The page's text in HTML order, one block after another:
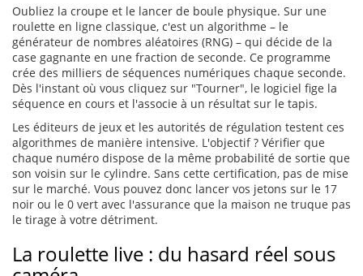
Oubliez la croupe et le lancer de boule physique. Sur une
roulette en ligne classique, c'est un algorithme – le
générateur de nombres aléatoires (RNG) – qui décide de la
case gagnante en une fraction de seconde. Ce programme
crée des milliers de séquences numériques chaque seconde.
Dès l'instant où vous cliquez sur "Tourner", le logiciel fige la
séquence en cours et l'associe à un résultat sur le tapis.
Les éditeurs de jeux et les autorités de régulation testent ces
algorithmes de manière intensive. L'objectif ? Vérifier que
chaque numéro dispose de la même probabilité de sortie que
son voisin sur le cylindre. Sans cette certification, pas de mise
sur le marché. Vous pouvez donc lancer vos jetons sur le 17
noir ou le 0 vert avec l'assurance que la maison ne truque pas
le tirage à votre détriment.
La roulette live : du hasard réel sous